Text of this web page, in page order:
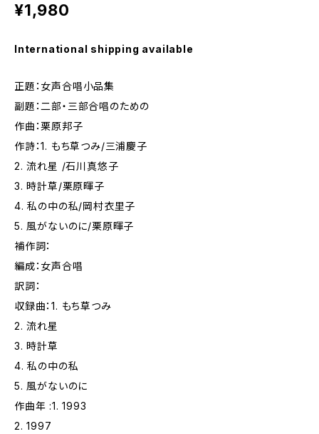
¥1,980
International shipping available
正題：女声合唱小品集
副題：二部・三部合唱のための
作曲：栗原邦子
作詩：1. もち草つみ/三浦慶子
2. 流れ星 /石川真悠子
3. 時計草/栗原暉子
4. 私の中の私/岡村衣里子
5. 風がないのに/栗原暉子
補作詞：
編成：女声合唱
訳詞：
収録曲：1. もち草つみ
2. 流れ星
3. 時計草
4. 私の中の私
5. 風がないのに
作曲年 :1. 1993
2. 1997